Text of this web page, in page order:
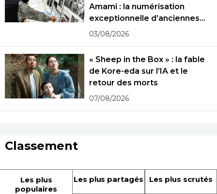
Amami : la numérisation
exceptionnelle d’anciennes
photographies
03/08/2026
« Sheep in the Box » : la fable
de Kore-eda sur l’IA et le
retour des morts
07/08/2026
Classement
Les plus
populaires
Les plus partagés Les plus scrutés